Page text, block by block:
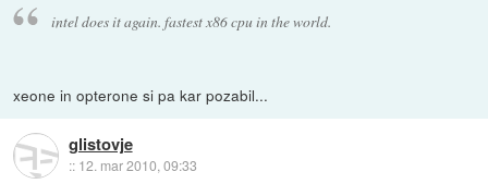
intel does it again. fastest x86 cpu in the world.
xeone in opterone si pa kar pozabil...
glistovje
:: 12. mar 2010, 09:33